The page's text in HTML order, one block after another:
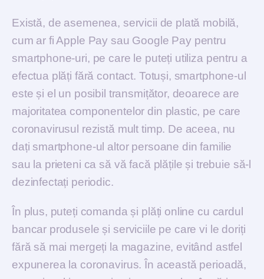
Există, de asemenea, servicii de plată mobilă,
cum ar fi Apple Pay sau Google Pay pentru
smartphone-uri, pe care le puteți utiliza pentru a
efectua plăți fără contact. Totuși, smartphone-ul
este și el un posibil transmițător, deoarece are
majoritatea componentelor din plastic, pe care
coronavirusul rezistă mult timp. De aceea, nu
dați smartphone-ul altor persoane din familie
sau la prieteni ca să vă facă plățile și trebuie să-l
dezinfectați periodic.
În plus, puteți comanda și plăți online cu cardul
bancar produsele și serviciile pe care vi le doriți
fără să mai mergeți la magazine, evitând astfel
expunerea la coronavirus. În această perioadă,